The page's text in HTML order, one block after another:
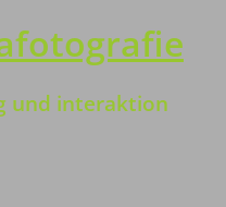
und interaktion